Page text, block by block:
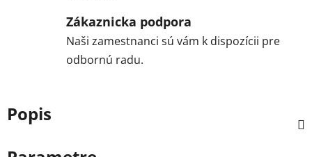
Zákaznicka podpora
Naši zamestnanci sú vám k dispozícii pre
odbornú radu.
Popis